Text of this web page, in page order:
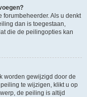
Als u denkt
dan is toegestaan,
die de peilingopties kan
worden gewijzigd door de
te wijzigen, klikt u op
de peiling is altijd